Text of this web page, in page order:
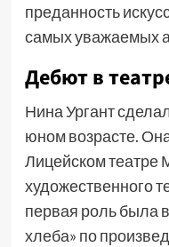
преданность
самых уважаемых
Дебют в
Нина Ургант
юном возрасте.
Лицейском театре
художественного
первая роль была
хлеба» по